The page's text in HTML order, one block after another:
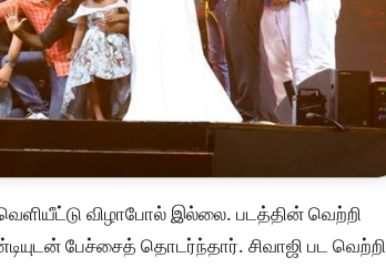
விழாபோல் இல்லை. படத்தின் வெற்றி
பேச்சைத் தொடர்ந்தார். சிவாஜி பட வெற்றி